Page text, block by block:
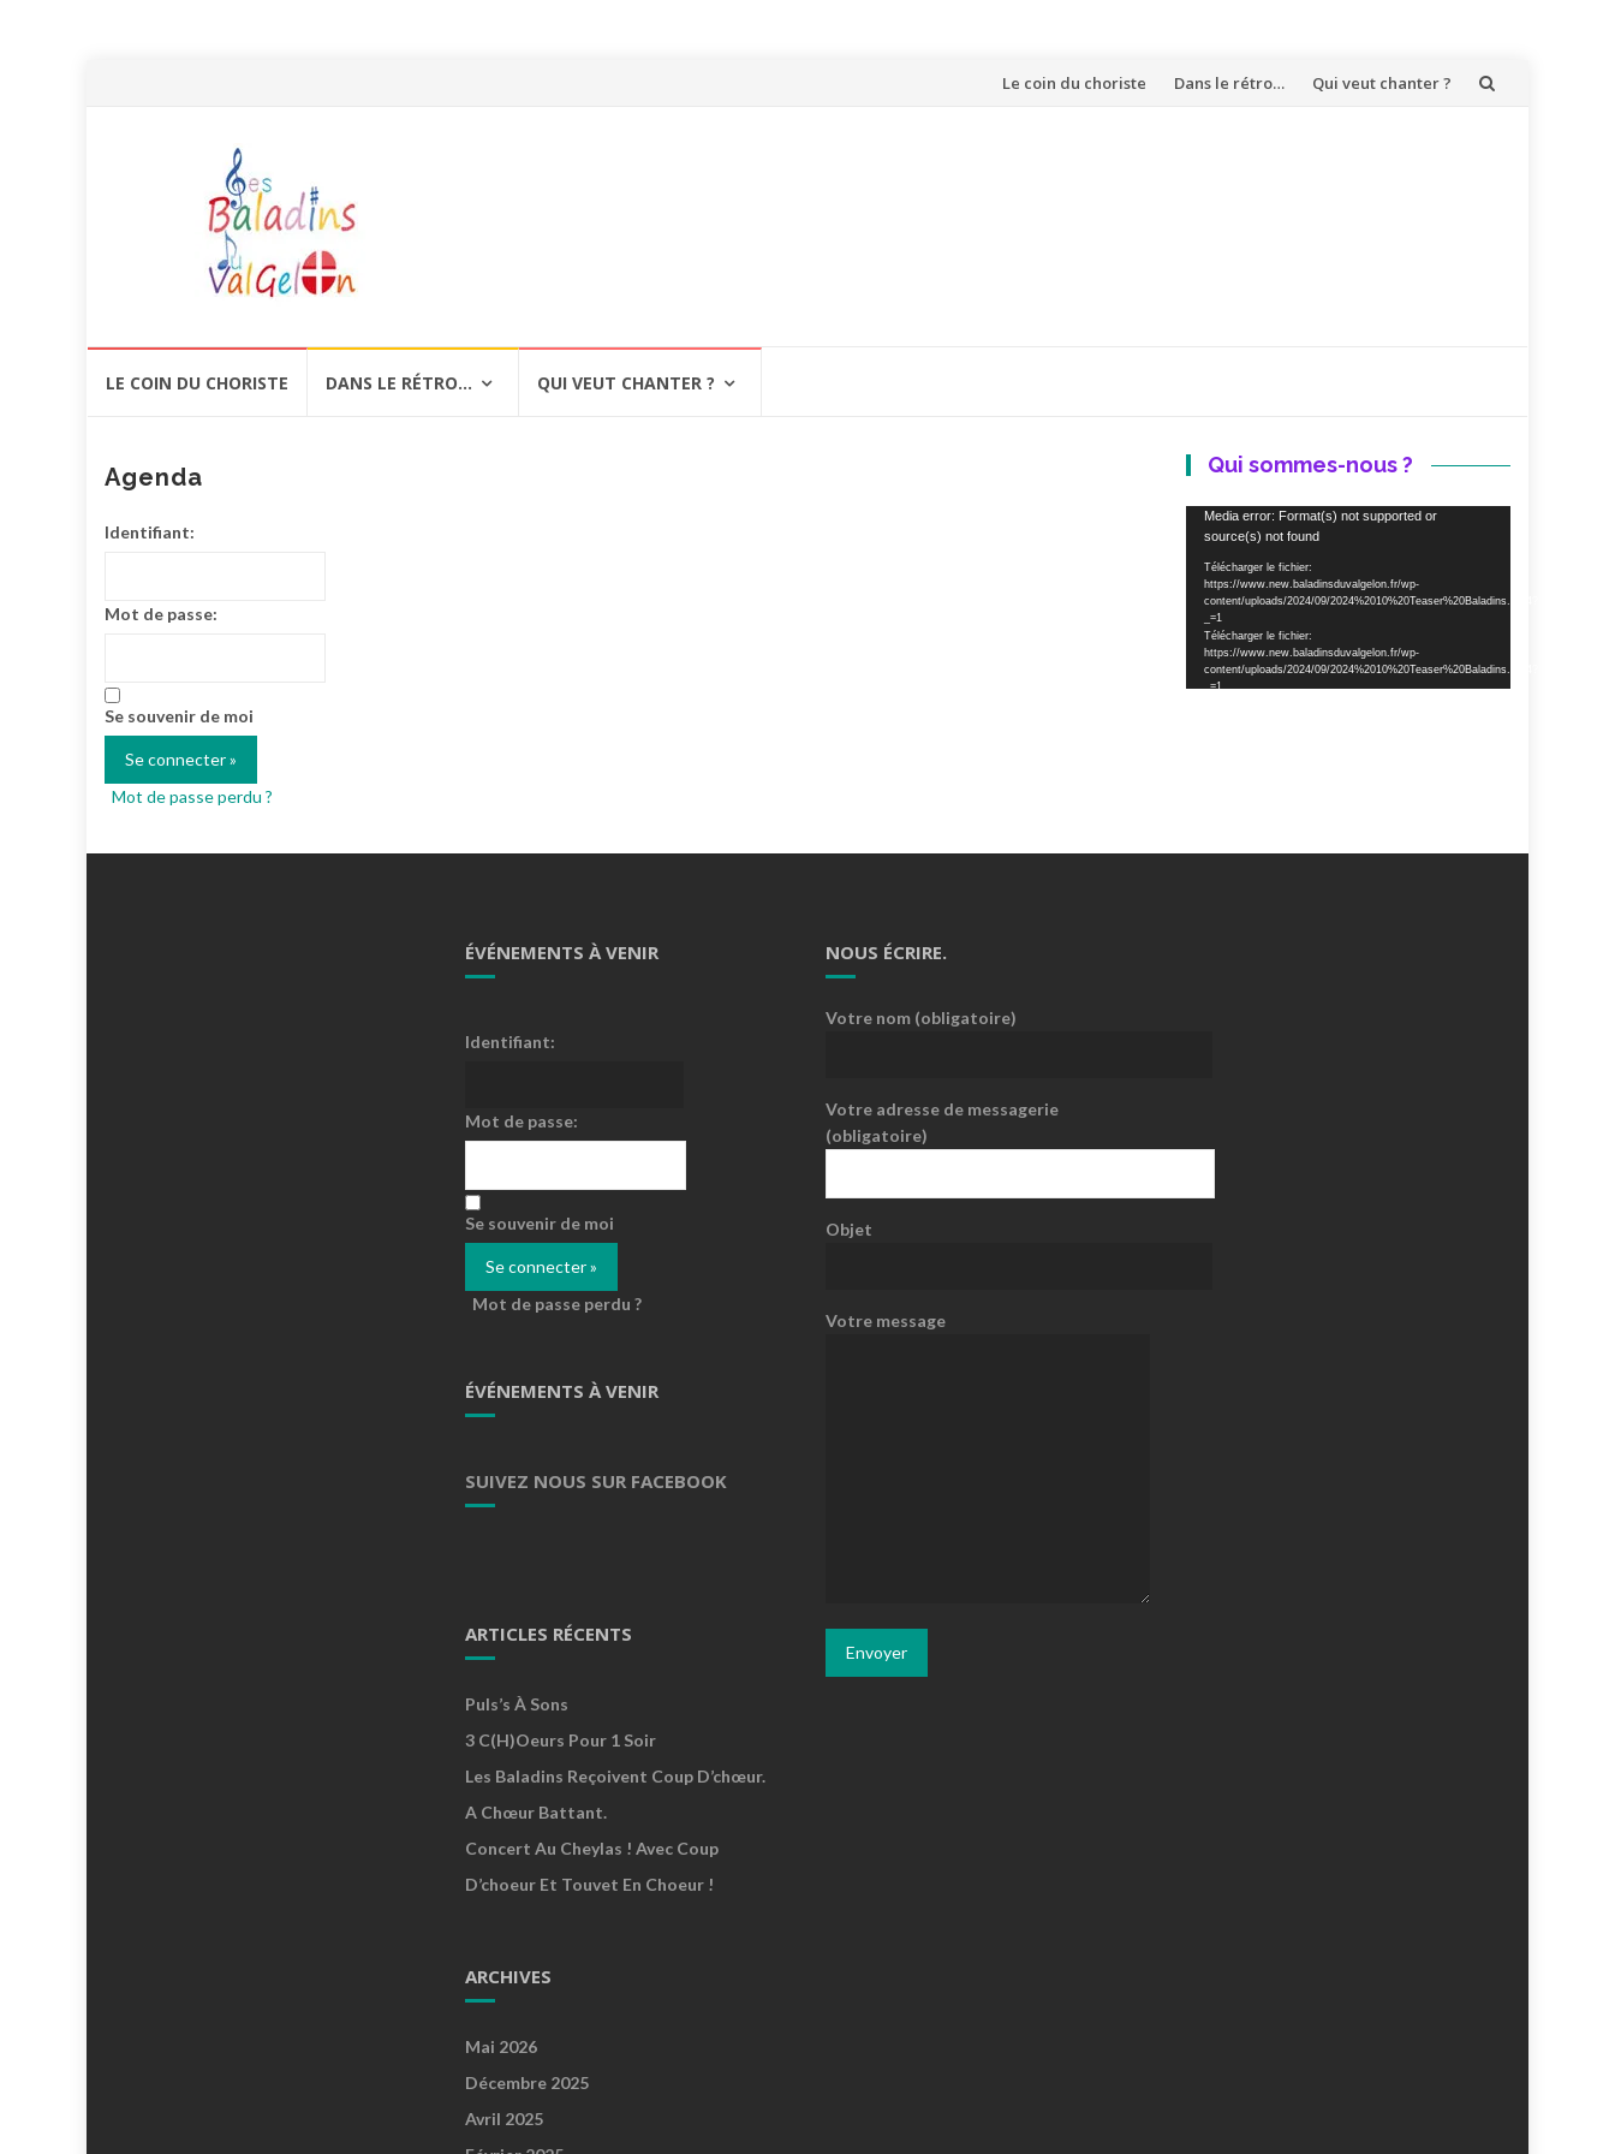
Aller
Le coin du choriste Dans le rétro… Qui veut chanter ?
LE COIN DU CHORISTE DANS LE RÉTRO… QUI VEUT CHANTER ?
Agenda
Identifiant:
Mot de passe:
Se souvenir de moi
Mot de passe perdu ?
Qui sommes-nous ?
Lecteur
vidéo
Media error: Format(s) not supported or
source(s) not found
Télécharger le fichier:
https://www.new.baladinsduvalgelon.fr/wp-
content/uploads/2024/09/2024%2010%20Teaser%20Baladins.mp4?
_=1
Télécharger le fichier:
https://www.new.baladinsduvalgelon.fr/wp-
content/uploads/2024/09/2024%2010%20Teaser%20Baladins.mp4?
_=1
ÉVÉNEMENTS À VENIR
Identifiant:
Mot de passe:
Se souvenir de moi
Mot de passe perdu ?
ÉVÉNEMENTS À VENIR
SUIVEZ NOUS SUR FACEBOOK
ARTICLES RÉCENTS
Puls’s À Sons
3 C(h)oeurs Pour 1 Soir
Les Baladins Reçoivent Coup D’chœur.
A Chœur Battant.
Concert Au Cheylas ! Avec Coup
D’choeur Et Touvet En Choeur !
ARCHIVES
Mai 2026
Décembre 2025
Avril 2025
NOUS ÉCRIRE.
Votre nom (obligatoire)
Votre adresse de messagerie
(obligatoire)
Objet
Votre message